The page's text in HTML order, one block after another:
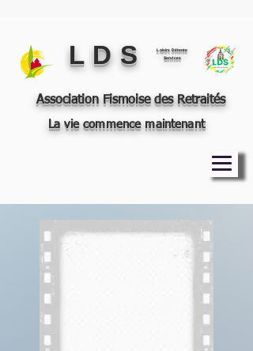
Association Fismoise des Retraités
La vie commence maintenant
Loisirs Détente
Services
L D S